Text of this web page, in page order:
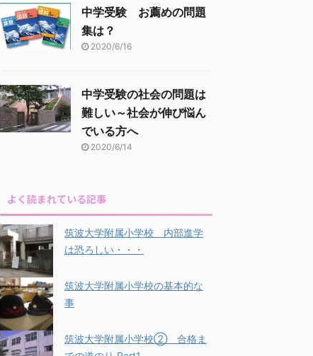
中学受験 お薦めの問題
集は？
2020/6/16
中学受験の社会の問題は
難しい～社会が伸び悩ん
でいる方へ
2020/6/14
よく読まれている記事
筑波大学附属小学校 内部進学
は恐ろしい・・・
筑波大学附属小学校の基本的な
事
筑波大学附属小学校② 合格ま